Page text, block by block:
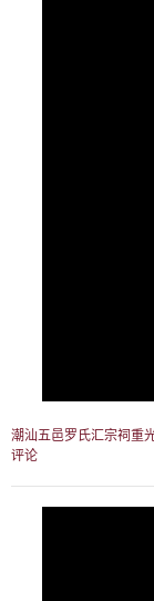
潮汕五邑罗氏汇宗祠重
评论